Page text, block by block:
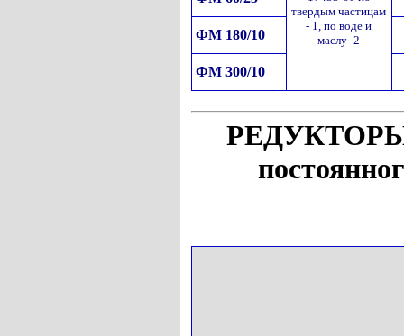
твердым частицам
- 1, по воде и
маслу -2
ФМ 180/10
ФМ 300/10
РЕДУКТОРЫ